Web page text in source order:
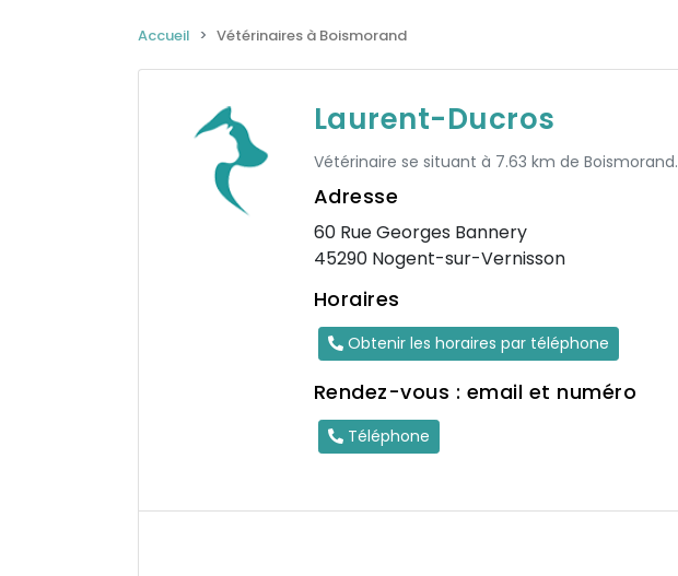
Accueil Vétérinaires à Boismorand
Laurent-Ducros
Vétérinaire se situant à 7.63 km de Boismorand.
Adresse
60 Rue Georges Bannery
45290 Nogent-sur-Vernisson
Horaires
Obtenir les horaires par téléphone
Rendez-vous : email et numéro
Téléphone